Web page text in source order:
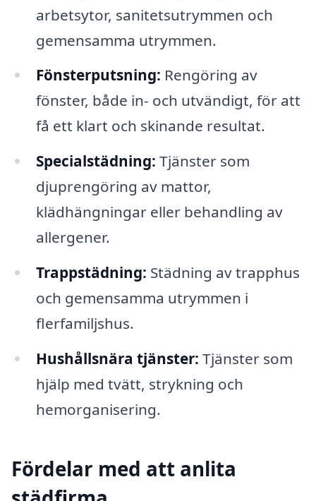
arbetsytor, sanitetsutrymmen och
gemensamma utrymmen.
Fönsterputsning: Rengöring av
fönster, både in- och utvändigt, för att
få ett klart och skinande resultat.
Specialstädning: Tjänster som
djuprengöring av mattor,
klädhängningar eller behandling av
allergener.
Trappstädning: Städning av trapphus
och gemensamma utrymmen i
flerfamiljshus.
Hushållsnära tjänster: Tjänster som
hjälp med tvätt, strykning och
hemorganisering.
Fördelar med att anlita